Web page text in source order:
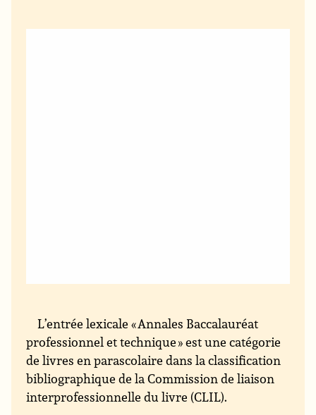
L’entrée lexicale « Annales Baccalauréat
professionnel et technique » est une catégorie
de livres en parascolaire dans la classification
bibliographique de la Commission de liaison
interprofessionnelle du livre (CLIL).